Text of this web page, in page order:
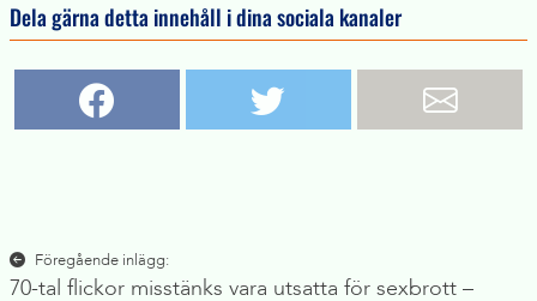
Dela gärna detta innehåll i dina sociala kanaler
Inläggsnavigering
Föregående inlägg:
70-tal flickor misstänks vara utsatta för sexbrott –